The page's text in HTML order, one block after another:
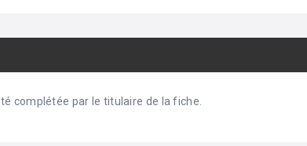
complétée par le titulaire de la fiche.